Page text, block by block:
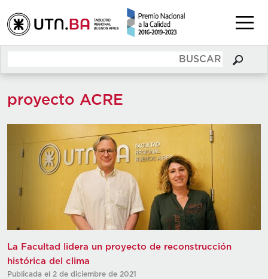
proyecto ACRE
La Facultad lidera un proyecto de reconstrucción
histórica del clima
Publicada el 2 de diciembre de 2021